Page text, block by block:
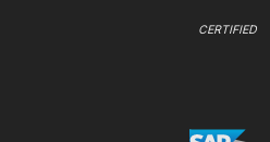
CERTIFIED